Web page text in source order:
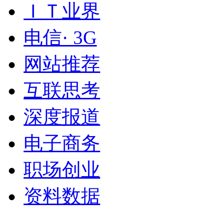
ＩＴ业界
电信· 3G
网站推荐
互联思考
深度报道
电子商务
职场创业
资料数据